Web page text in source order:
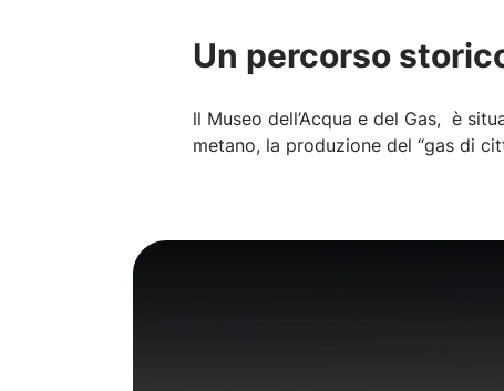
Un percorso
ll Museo dell’Acqua e del Gas, è
metano, la produzione del “gas di